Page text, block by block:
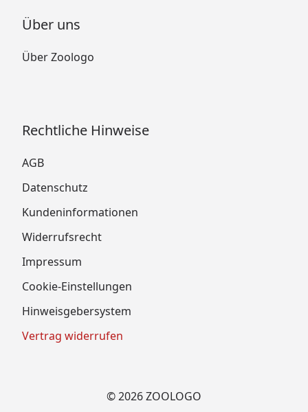
Über uns
Über Zoologo
Rechtliche Hinweise
AGB
Datenschutz
Kundeninformationen
Widerrufsrecht
Impressum
Cookie-Einstellungen
Hinweisgebersystem
Vertrag widerrufen
© 2026 ZOOLOGO